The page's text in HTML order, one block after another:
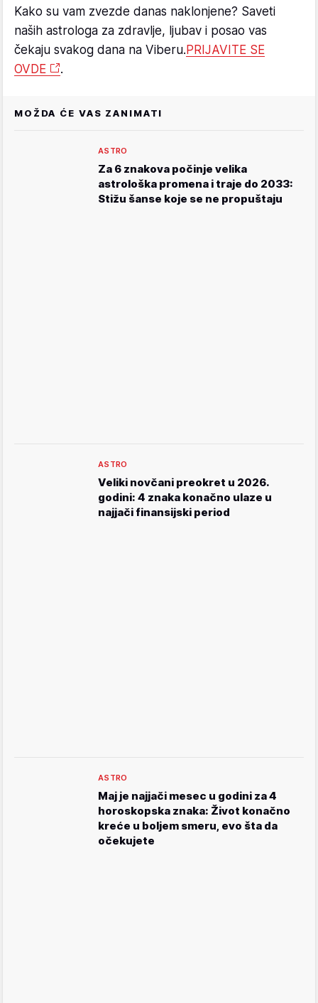
Kako su vam zvezde danas naklonjene? Saveti
naših astrologa za zdravlje, ljubav i posao vas
čekaju svakog dana na Viberu.PRIJAVITE SE
OVDE
.
MOŽDA ĆE VAS ZANIMATI
ASTRO
Za 6 znakova počinje velika
astrološka promena i traje do 2033:
Stižu šanse koje se ne propuštaju
ASTRO
Veliki novčani preokret u 2026.
godini: 4 znaka konačno ulaze u
najjači finansijski period
ASTRO
Maj je najjači mesec u godini za 4
horoskopska znaka: Život konačno
kreće u boljem smeru, evo šta da
očekujete